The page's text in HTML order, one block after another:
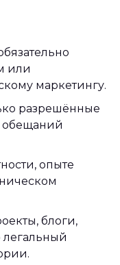
или
маркетингу.
разрешённые
обещаний
опыте
блоги,
легальный